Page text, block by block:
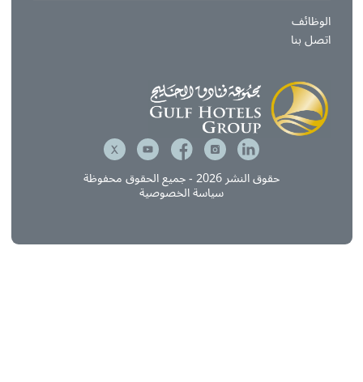
فايف للخدمات
البحرين للترفيه العائلي
متكاملة في إدارة وتشغيل الفنادق
الفنية الهندسية